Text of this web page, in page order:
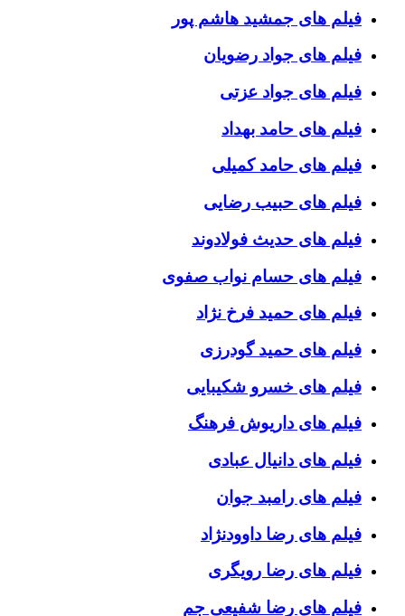
فیلم های جمشید هاشم پور
فیلم های جواد رضویان
فیلم های جواد عزتی
فیلم های حامد بهداد
فیلم های حامد کمیلی
فیلم های حبیب رضایی
فیلم های حدیث فولادوند
فیلم های حسام نواب صفوی
فیلم های حمید فرخ نژاد
فیلم های حمید گودرزی
فیلم های خسرو شکیبایی
فیلم های داریوش فرهنگ
فیلم های دانیال عبادی
فیلم های رامبد جوان
فیلم های رضا داوودنژاد
فیلم های رضا رویگری
فیلم های رضا شفیعی جم